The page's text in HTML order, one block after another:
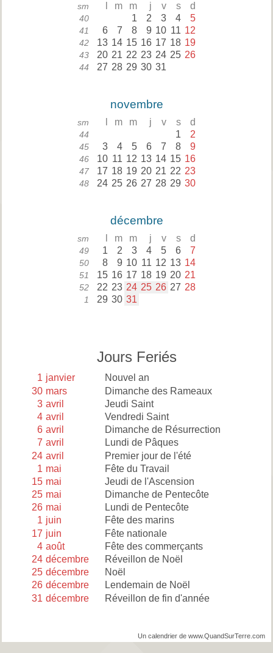
sm m m j v s d
40 1 2 3 4 5
41 6 7 8 9 10 11 12
42 13 14 15 16 17 18 19
43 20 21 22 23 24 25 26
44 27 28 29 30 31
novembre
sm m m j v s d
44 1 2
45 3 4 5 6 7 8 9
46 10 11 12 13 14 15 16
47 17 18 19 20 21 22 23
48 24 25 26 27 28 29 30
décembre
sm m m j v s d
49 1 2 3 4 5 6 7
50 8 9 10 11 12 13 14
51 15 16 17 18 19 20 21
52 22 23 24 25 26 27 28
1 29 30 31
Jours Feriés
1 janvier
Nouvel an
30 mars
Dimanche des Rameaux
3 avril
Jeudi Saint
4 avril
Vendredi Saint
6 avril
Dimanche de Résurrection
7 avril
Lundi de Pâques
24 avril
Premier jour de l'été
1 mai
Fête du Travail
15 mai
Jeudi de l'Ascension
25 mai
Dimanche de Pentecôte
26 mai
Lundi de Pentecôte
1 juin
Fête des marins
17 juin
Fête nationale
4 août
Fête des commerçants
24 décembre
Réveillon de Noël
25 décembre
Noël
26 décembre
Lendemain de Noël
31 décembre Réveillon de fin d'année
Un calendrier de www.QuandSurTerre.com